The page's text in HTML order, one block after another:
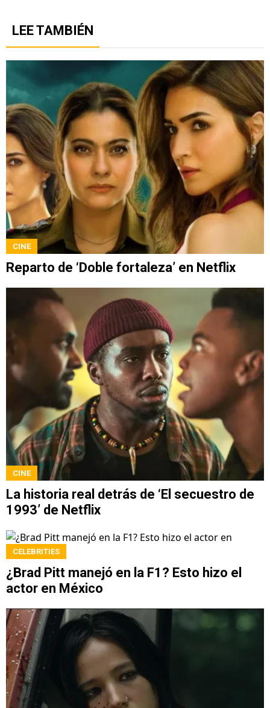
LEE TAMBIÉN
CINE
Reparto de ‘Doble fortaleza’ en Netflix
CINE
La historia real detrás de ‘El secuestro de
1993’ de Netflix
CELEBRITIES
¿Brad Pitt manejó en la F1? Esto hizo el
actor en México